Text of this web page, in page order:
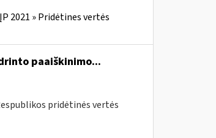
2021 » Pridėtines vertės
paaiškinimo...
pridėtinės vertės